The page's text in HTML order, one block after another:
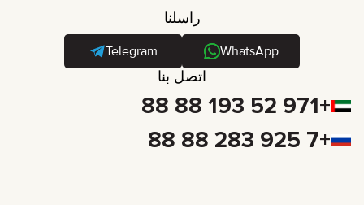
راسلنا
WhatsApp
Telegram
اتصل بنا
+971 52 193 88 88
+7 925 283 88 88